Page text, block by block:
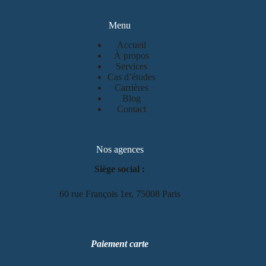
Menu
Accueil
À propos
Services
Cas d’études
Carrières
Blog
Contact
Nos agences
Siège social :
60 rue François 1er, 75008 Paris
Paiement carte